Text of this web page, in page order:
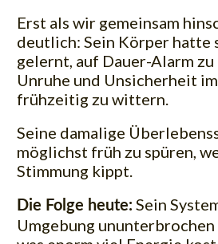
Erst als wir gemeinsam
deutlich: Sein Körper hatte
gelernt, auf Dauer-Alarm zu
Unruhe und Unsicherheit
frühzeitig zu wittern.
Seine damalige
möglichst früh zu spüren,
Stimmung kippt.
Die Folge heute: Sein
Umgebung